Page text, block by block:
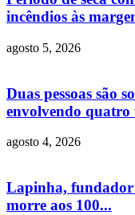
incêndios às
agosto 5, 2026
Duas pessoas são
envolvendo quatro
agosto 4, 2026
Lapinha, fundador
morre aos 100...